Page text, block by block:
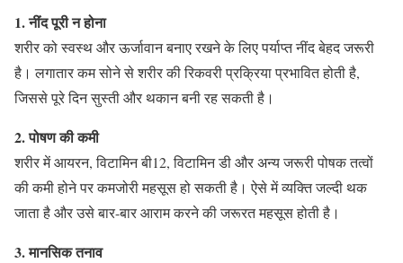
1. नींद पूरी न होना
शरीर को स्वस्थ और ऊर्जावान बनाए रखने के लिए पर्याप्त नींद बेहद जरूरी
है। लगातार कम सोने से शरीर की रिकवरी प्रक्रिया प्रभावित होती है,
जिससे पूरे दिन सुस्ती और थकान बनी रह सकती है।
2. पोषण की कमी
शरीर में आयरन, विटामिन बी12, विटामिन डी और अन्य जरूरी पोषक तत्वों
की कमी होने पर कमजोरी महसूस हो सकती है। ऐसे में व्यक्ति जल्दी थक
जाता है और उसे बार-बार आराम करने की जरूरत महसूस होती है।
3. मानसिक तनाव